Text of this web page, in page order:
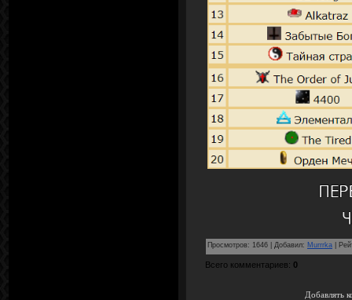
Просмотров: 1646 Добавил: Murrrka
Всего комментариев: 0
Добавлять